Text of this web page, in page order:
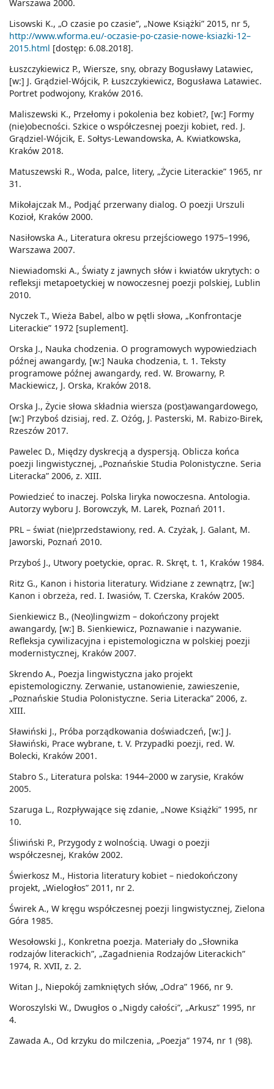
Warszawa 2000.
Lisowski K., „O czasie po czasie”, „Nowe Książki” 2015, nr 5,
http://www.wforma.eu/-oczasie-po-czasie-nowe-ksiazki-12–
2015.html [dostęp: 6.08.2018].
Łuszczykiewicz P., Wiersze, sny, obrazy Bogusławy Latawiec,
[w:] J. Grądziel-Wójcik, P. Łuszczykiewicz, Bogusława Latawiec.
Portret podwojony, Kraków 2016.
Maliszewski K., Przełomy i pokolenia bez kobiet?, [w:] Formy
(nie)obecności. Szkice o współczesnej poezji kobiet, red. J.
Grądziel-Wójcik, E. Sołtys-Lewandowska, A. Kwiatkowska,
Kraków 2018.
Matuszewski R., Woda, palce, litery, „Życie Literackie” 1965, nr
31.
Mikołajczak M., Podjąć przerwany dialog. O poezji Urszuli
Kozioł, Kraków 2000.
Nasiłowska A., Literatura okresu przejściowego 1975–1996,
Warszawa 2007.
Niewiadomski A., Światy z jawnych słów i kwiatów ukrytych: o
refleksji metapoetyckiej w nowoczesnej poezji polskiej, Lublin
2010.
Nyczek T., Wieża Babel, albo w pętli słowa, „Konfrontacje
Literackie” 1972 [suplement].
Orska J., Nauka chodzenia. O programowych wypowiedziach
późnej awangardy, [w:] Nauka chodzenia, t. 1. Teksty
programowe późnej awangardy, red. W. Browarny, P.
Mackiewicz, J. Orska, Kraków 2018.
Orska J., Życie słowa składnia wiersza (post)awangardowego,
[w:] Przyboś dzisiaj, red. Z. Ożóg, J. Pasterski, M. Rabizo-Birek,
Rzeszów 2017.
Pawelec D., Między dyskrecją a dyspersją. Oblicza końca
poezji lingwistycznej, „Poznańskie Studia Polonistyczne. Seria
Literacka” 2006, z. XIII.
Powiedzieć to inaczej. Polska liryka nowoczesna. Antologia.
Autorzy wyboru J. Borowczyk, M. Larek, Poznań 2011.
PRL – świat (nie)przedstawiony, red. A. Czyżak, J. Galant, M.
Jaworski, Poznań 2010.
Przyboś J., Utwory poetyckie, oprac. R. Skręt, t. 1, Kraków 1984.
Ritz G., Kanon i historia literatury. Widziane z zewnątrz, [w:]
Kanon i obrzeża, red. I. Iwasiów, T. Czerska, Kraków 2005.
Sienkiewicz B., (Neo)lingwizm – dokończony projekt
awangardy, [w:] B. Sienkiewicz, Poznawanie i nazywanie.
Refleksja cywilizacyjna i epistemologiczna w polskiej poezji
modernistycznej, Kraków 2007.
Skrendo A., Poezja lingwistyczna jako projekt
epistemologiczny. Zerwanie, ustanowienie, zawieszenie,
„Poznańskie Studia Polonistyczne. Seria Literacka” 2006, z.
XIII.
Sławiński J., Próba porządkowania doświadczeń, [w:] J.
Sławiński, Prace wybrane, t. V. Przypadki poezji, red. W.
Bolecki, Kraków 2001.
Stabro S., Literatura polska: 1944–2000 w zarysie, Kraków
2005.
Szaruga L., Rozpływające się zdanie, „Nowe Książki” 1995, nr
10.
Śliwiński P., Przygody z wolnością. Uwagi o poezji
współczesnej, Kraków 2002.
Świerkosz M., Historia literatury kobiet – niedokończony
projekt, „Wielogłos” 2011, nr 2.
Świrek A., W kręgu współczesnej poezji lingwistycznej, Zielona
Góra 1985.
Wesołowski J., Konkretna poezja. Materiały do „Słownika
rodzajów literackich”, „Zagadnienia Rodzajów Literackich”
1974, R. XVII, z. 2.
Witan J., Niepokój zamkniętych słów, „Odra” 1966, nr 9.
Woroszylski W., Dwugłos o „Nigdy całości”, „Arkusz” 1995, nr
4.
Zawada A., Od krzyku do milczenia, „Poezja” 1974, nr 1 (98).